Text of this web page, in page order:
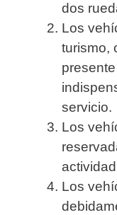
dos
Los
turismo,
servicio.
Los
Los